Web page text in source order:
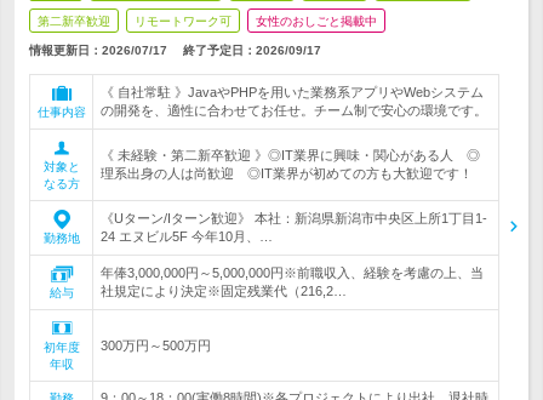
第二新卒歓迎 リモートワーク可 女性のおしごと掲載中
情報更新日：2026/07/17 終了予定日： 2026/09/17
仕事内容
《 自社常駐 》JavaやPHPを用いた業務系アプリやWebシステム
の開発を、適性に合わせてお任せ。チーム制で安心の環境です。
対象と
なる方
《 未経験・第二新卒歓迎 》◎IT業界に興味・関心がある人 ◎
理系出身の人は尚歓迎 ◎IT業界が初めての方も大歓迎です！
勤務地
《Uターン/Iターン歓迎》 本社：新潟県新潟市中央区上所1丁目1-
24 エヌビル5F 今年10月、…
給与
年俸3,000,000円～5,000,000円※前職収入、経験を考慮の上、当
社規定により決定※固定残業代（216,2…
初年度
年収
300万円～500万円